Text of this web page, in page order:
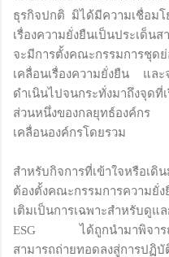
ธุรกิจปกติ มิได้มีความเชื่อมโ
เรื่องความยั่งยืนเป็นประเด็
จะมีการตั้งคณะกรรมการชุด
เคลื่อนเรื่องความยั่งยืน และ
ดำเนินไปจนกระทั่งมาถึงจุดที่
ส่วนหนึ่งของกลยุทธ์องค์ก
เคลื่อนองค์กรโดยรวม
สำหรับกิจการที่เข้าใจหรือเดิ
ต้องตั้งคณะกรรมการความยั่
เติมเป็นการเฉพาะสำหรับดู
ESG ได้ถูกนำมาพิจารณา
สามารถถ่ายทอดลงสู่การปฏิ